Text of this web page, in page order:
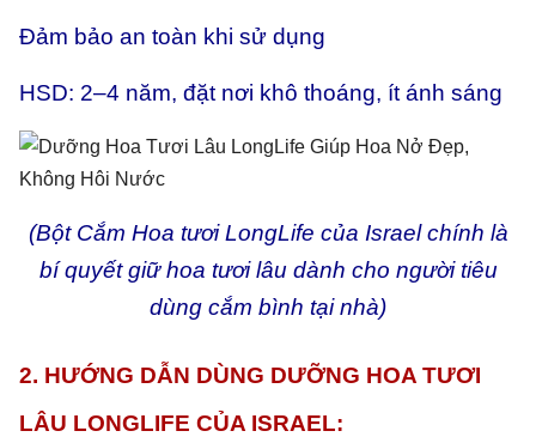
Đảm bảo an toàn khi sử dụng
HSD: 2–4 năm, đặt nơi khô thoáng, ít ánh sáng
(Bột Cắm Hoa tươi LongLife của Israel chính là
bí quyết giữ hoa tươi lâu dành cho người tiêu
dùng cắm bình tại nhà)
2. HƯỚNG DẪN DÙNG DƯỠNG HOA TƯƠI
LÂU LONGLIFE CỦA ISRAEL: